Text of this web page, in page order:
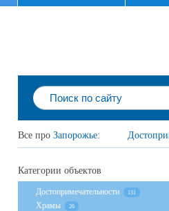
Все про Запорожье:
Категории объектов
Достопримечательности 131
Храмы 26